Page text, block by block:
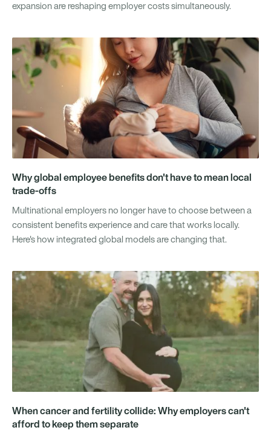
expansion are reshaping employer costs simultaneously.
Why global employee benefits don't have to mean local
trade-offs
Multinational employers no longer have to choose between a
consistent benefits experience and care that works locally.
Here's how integrated global models are changing that.
When cancer and fertility collide: Why employers can't
afford to keep them separate